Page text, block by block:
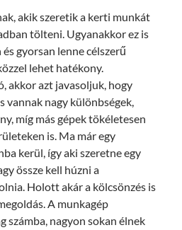
akik szeretik a kerti munkát
tölteni. Ugyanakkor ez is
gyorsan lenne célszerű
lehet hatékony.
akkor azt javasoljuk, hogy
nagy különbségek,
míg más gépek tökéletesen
is. Ma már egy
kerül, így aki szeretne egy
össze kell húzni a
Holott akár a kölcsönzés is
A munkagép
számba, nagyon sokan élnek